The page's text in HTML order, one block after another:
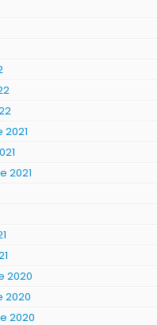
2021
2020
2020
2020